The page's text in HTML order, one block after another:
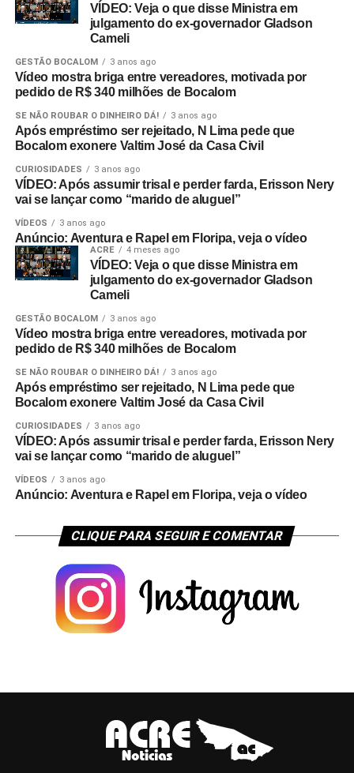
VÍDEO: Veja o que disse Ministra em
julgamento do ex-governador Gladson
Cameli
GESTÃO BOCALOM 3 anos ago
Vídeo mostra briga entre vereadores, motivada por
pedido de R$ 340 milhões de Bocalom
SE NÃO ROUBAR O DINHEIRO DÁ! 3 anos ago
Após empréstimo ser rejeitado, N Lima pede que
Bocalom exonere Valtim José da Casa Civil
CURIOSIDADES 3 anos ago
VÍDEO: Após assumir trisal e perder farda, Erisson Nery
vai se lançar como “marido de aluguel”
VÍDEOS 3 anos ago
Anúncio: Aventura e Rapel em Floripa, veja o vídeo
ACRE 4 meses ago
VÍDEO: Veja o que disse Ministra em
julgamento do ex-governador Gladson
Cameli
GESTÃO BOCALOM 3 anos ago
Vídeo mostra briga entre vereadores, motivada por
pedido de R$ 340 milhões de Bocalom
SE NÃO ROUBAR O DINHEIRO DÁ! 3 anos ago
Após empréstimo ser rejeitado, N Lima pede que
Bocalom exonere Valtim José da Casa Civil
CURIOSIDADES 3 anos ago
VÍDEO: Após assumir trisal e perder farda, Erisson Nery
vai se lançar como “marido de aluguel”
VÍDEOS 3 anos ago
Anúncio: Aventura e Rapel em Floripa, veja o vídeo
CLIQUE PARA SEGUIR E COMENTAR